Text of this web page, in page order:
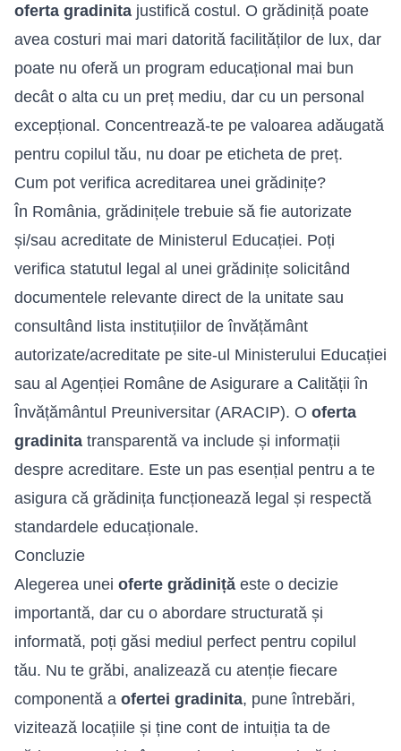
oferta gradinita justifică costul. O grădiniță poate
avea costuri mai mari datorită facilităților de lux, dar
poate nu oferă un program educațional mai bun
decât o alta cu un preț mediu, dar cu un personal
excepțional. Concentrează-te pe valoarea adăugată
pentru copilul tău, nu doar pe eticheta de preț.
Cum pot verifica acreditarea unei grădinițe?
În România, grădinițele trebuie să fie autorizate
și/sau acreditate de Ministerul Educației. Poți
verifica statutul legal al unei grădinițe solicitând
documentele relevante direct de la unitate sau
consultând lista instituțiilor de învățământ
autorizate/acreditate pe site-ul Ministerului Educației
sau al Agenției Române de Asigurare a Calității în
Învățământul Preuniversitar (ARACIP). O oferta
gradinita transparentă va include și informații
despre acreditare. Este un pas esențial pentru a te
asigura că grădinița funcționează legal și respectă
standardele educaționale.
Concluzie
Alegerea unei oferte grădiniță este o decizie
importantă, dar cu o abordare structurată și
informată, poți găsi mediul perfect pentru copilul
tău. Nu te grăbi, analizează cu atenție fiecare
componentă a ofertei gradinita, pune întrebări,
vizitează locațiile și ține cont de intuiția ta de